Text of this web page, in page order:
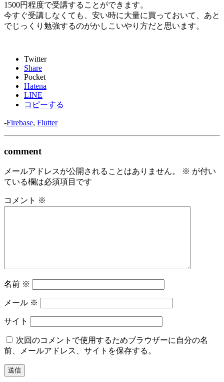
1500円程度で受講することができます。
今すぐ受講しなくても、 安い時に大量に買っておいて、あと
でじっくり勉強するのがかしこいやり方だと思います。
Twitter
Share
Pocket
Hatena
LINE
コピーする
-Firebase, Flutter
comment
メールアドレスが公開されることはありません。 ※ が付い
ている欄は必須項目です
コメント ※
名前 ※
メール ※
サイト
次回のコメントで使用するためブラウザーに自分の名
前、メールアドレス、サイトを保存する。